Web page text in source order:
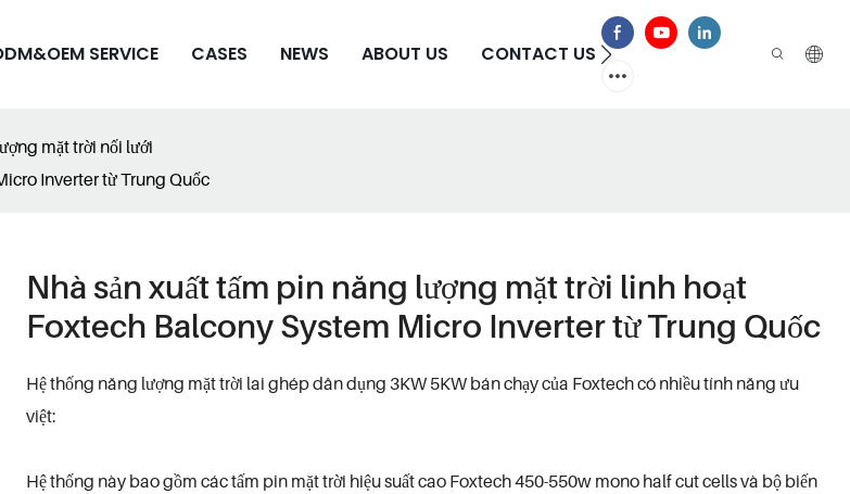
SERVICE CASES NEWS ABOUT US CONTACT US CÂU HỎI THƯỜNG GẶP
mặt trời nối lưới
Inverter từ Trung Quốc
Nhà sản xuất tấm pin năng lượng mặt trời linh hoạt
Foxtech Balcony System Micro Inverter từ Trung Quốc
Hệ thống năng lượng mặt trời lai ghép dân dụng 3KW 5KW bán chạy của Foxtech có nhiều tính năng ưu
việt:
Hệ thống này bao gồm các tấm pin mặt trời hiệu suất cao Foxtech 450-550w mono half cut cells và bộ biến